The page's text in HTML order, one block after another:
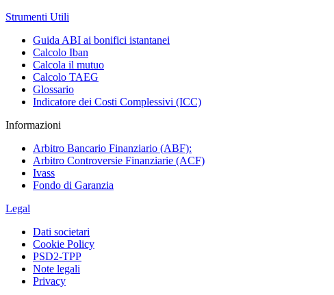
Strumenti Utili
Guida ABI ai bonifici istantanei
Calcolo Iban
Calcola il mutuo
Calcolo TAEG
Glossario
Indicatore dei Costi Complessivi (ICC)
Informazioni
Arbitro Bancario Finanziario (ABF):
Arbitro Controversie Finanziarie (ACF)
Ivass
Fondo di Garanzia
Legal
Dati societari
Cookie Policy
PSD2-TPP
Note legali
Privacy